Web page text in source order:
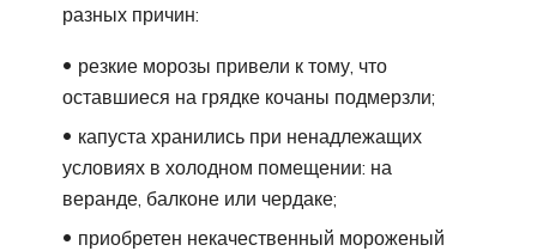
разных причин:
резкие морозы привели к тому, что
оставшиеся на грядке кочаны подмерзли;
капуста хранились при ненадлежащих
условиях в холодном помещении: на
веранде, балконе или чердаке;
приобретен некачественный мороженый